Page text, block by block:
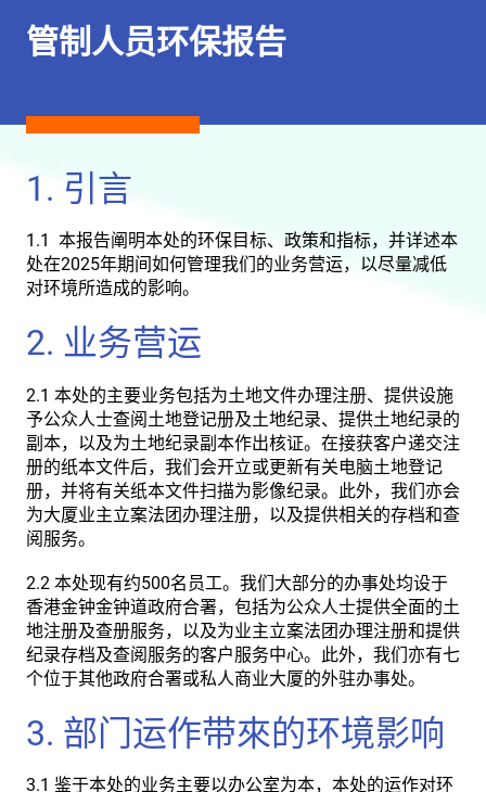
管制人员环保报告
1. 引言
1.1 本报告阐明本处的环保目标、政策和指标，并详述本
处在2025年期间如何管理我们的业务营运，以尽量减低
对环境所造成的影响。
2. 业务营运
2.1 本处的主要业务包括为土地文件办理注册、提供设施
予公众人士查阅土地登记册及土地纪录、提供土地纪录的
副本，以及为土地纪录副本作出核证。在接获客户递交注
册的纸本文件后，我们会开立或更新有关电脑土地登记
册，并将有关纸本文件扫描为影像纪录。此外，我们亦会
为大厦业主立案法团办理注册，以及提供相关的存档和查
阅服务。
2.2 本处现有约500名员工。我们大部分的办事处均设于
香港金钟金钟道政府合署，包括为公众人士提供全面的土
地注册及查册服务，以及为业主立案法团办理注册和提供
纪录存档及查阅服务的客户服务中心。此外，我们亦有七
个位于其他政府合署或私人商业大厦的外驻办事处。
3. 部门运作带來的环境影响
3.1 鉴于本处的业务主要以办公室为本，本处的运作对环